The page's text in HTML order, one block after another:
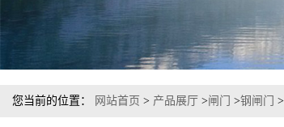
您当前的位置： 网站首页 > 产品展厅 >闸门 >钢闸门 >